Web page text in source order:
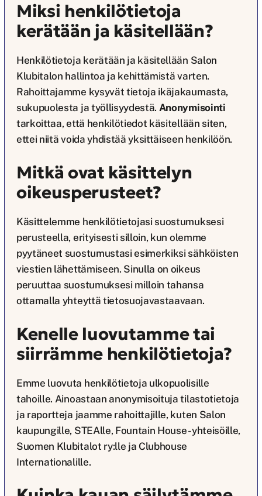
Miksi henkilötietoja
kerätään ja käsitellään?
Henkilötietoja kerätään ja käsitellään Salon
Klubitalon hallintoa ja kehittämistä varten.
Rahoittajamme kysyvät tietoja ikäjakaumasta,
sukupuolesta ja työllisyydestä. Anonymisointi
tarkoittaa, että henkilötiedot käsitellään siten,
ettei niitä voida yhdistää yksittäiseen henkilöön.
Mitkä ovat käsittelyn
oikeusperusteet?
Käsittelemme henkilötietojasi suostumuksesi
perusteella, erityisesti silloin, kun olemme
pyytäneet suostumustasi esimerkiksi sähköisten
viestien lähettämiseen. Sinulla on oikeus
peruuttaa suostumuksesi milloin tahansa
ottamalla yhteyttä tietosuojavastaavaan.
Kenelle luovutamme tai
siirrämme henkilötietoja?
Emme luovuta henkilötietoja ulkopuolisille
tahoille. Ainoastaan anonymisoituja tilastotietoja
ja raportteja jaamme rahoittajille, kuten Salon
kaupungille, STEAlle, Fountain House -yhteisöille,
Suomen Klubitalot ry:lle ja Clubhouse
Internationalille.